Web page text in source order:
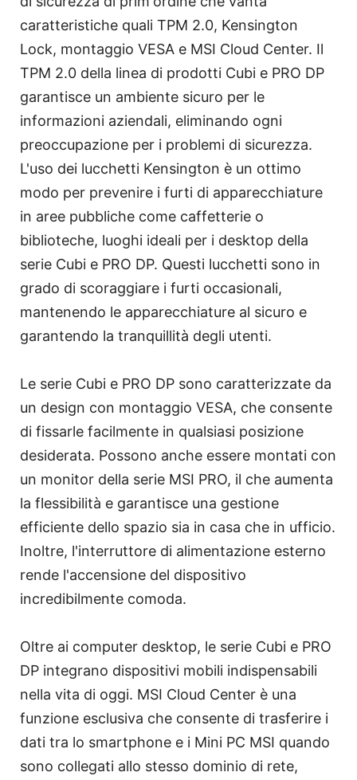
caratteristiche quali TPM 2.0, Kensington
Lock, montaggio VESA e MSI Cloud Center. Il
TPM 2.0 della linea di prodotti Cubi e PRO DP
garantisce un ambiente sicuro per le
informazioni aziendali, eliminando ogni
preoccupazione per i problemi di sicurezza.
L'uso dei lucchetti Kensington è un ottimo
modo per prevenire i furti di apparecchiature
in aree pubbliche come caffetterie o
biblioteche, luoghi ideali per i desktop della
serie Cubi e PRO DP. Questi lucchetti sono in
grado di scoraggiare i furti occasionali,
mantenendo le apparecchiature al sicuro e
garantendo la tranquillità degli utenti.
Le serie Cubi e PRO DP sono caratterizzate da
un design con montaggio VESA, che consente
di fissarle facilmente in qualsiasi posizione
desiderata. Possono anche essere montati con
un monitor della serie MSI PRO, il che aumenta
la flessibilità e garantisce una gestione
efficiente dello spazio sia in casa che in ufficio.
Inoltre, l'interruttore di alimentazione esterno
rende l'accensione del dispositivo
incredibilmente comoda.
Oltre ai computer desktop, le serie Cubi e PRO
DP integrano dispositivi mobili indispensabili
nella vita di oggi. MSI Cloud Center è una
funzione esclusiva che consente di trasferire i
dati tra lo smartphone e i Mini PC MSI quando
sono collegati allo stesso dominio di rete,